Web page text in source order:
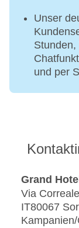
Unser
und per
Grand
Via
IT80067